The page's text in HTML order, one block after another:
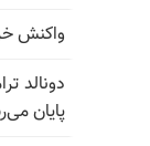
واکنش
دونالد
پایان